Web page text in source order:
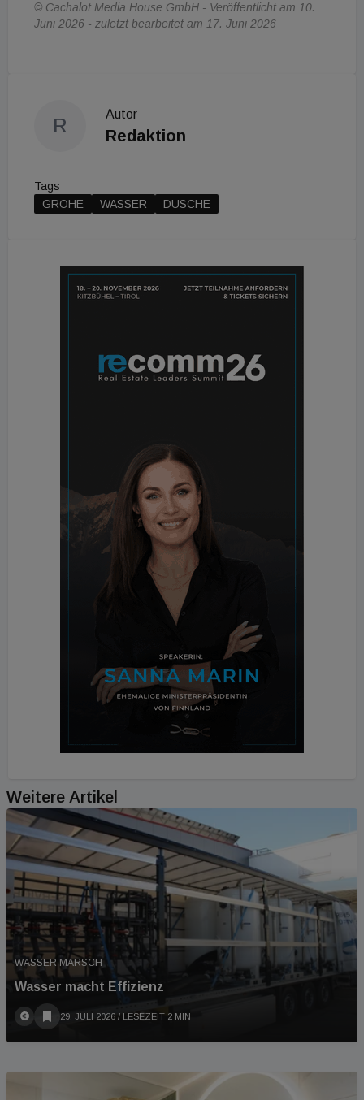
© Cachalot Media House GmbH - Veröffentlicht am 10.
Juni 2026 - zuletzt bearbeitet am 17. Juni 2026
R
Autor
Redaktion
Tags
GROHE
WASSER DUSCHE
Weitere Artikel
WASSER MARSCH
Wasser macht Effizienz
29. JULI 2026 / LESEZEIT 2 MIN